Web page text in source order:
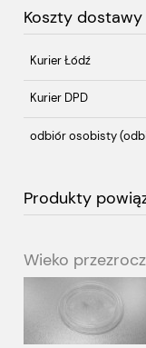
Koszty dostawy
Cena nie zawiera
Kurier Łódź
Kurier DPD
odbiór osobisty
Produkty
Wieko